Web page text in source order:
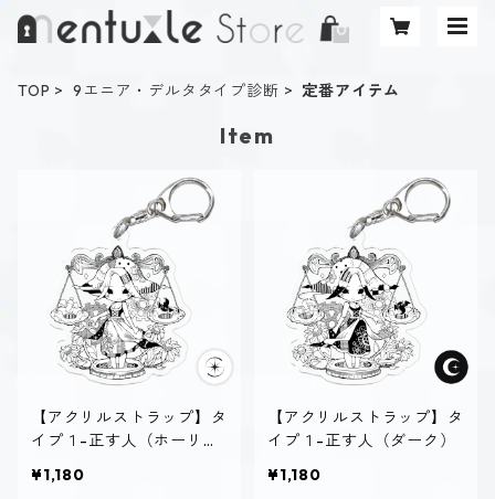
TOP 9エニア・デルタタイプ診断 定番アイテム
Item
【アクリルストラップ】タ
イプ１-正す人（ホーリ
¥1,180
【アクリルストラップ】タ
イプ１-正す人（ダーク）
¥1,180